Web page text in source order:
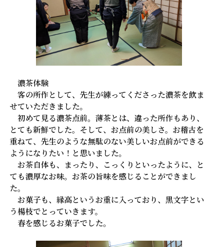
濃茶体験
客の所作として、先生が練ってくださった濃茶を飲ま
せていただきました。
初めて見る濃茶点前。薄茶とは、違った所作もあり、
とても新鮮でした。そして、お点前の美しさ。お稽古を
重ねて、先生のような無駄のない美しいお点前ができる
ようになりたい！と思いました。
お茶自体も、まったり、こっくりといったように、と
ても濃厚なお味。お茶の旨味を感じることができまし
た。
お菓子も、縁高というお重に入っており、黒文字とい
う楊枝でとっていきます。
春を感じるお菓子でした。